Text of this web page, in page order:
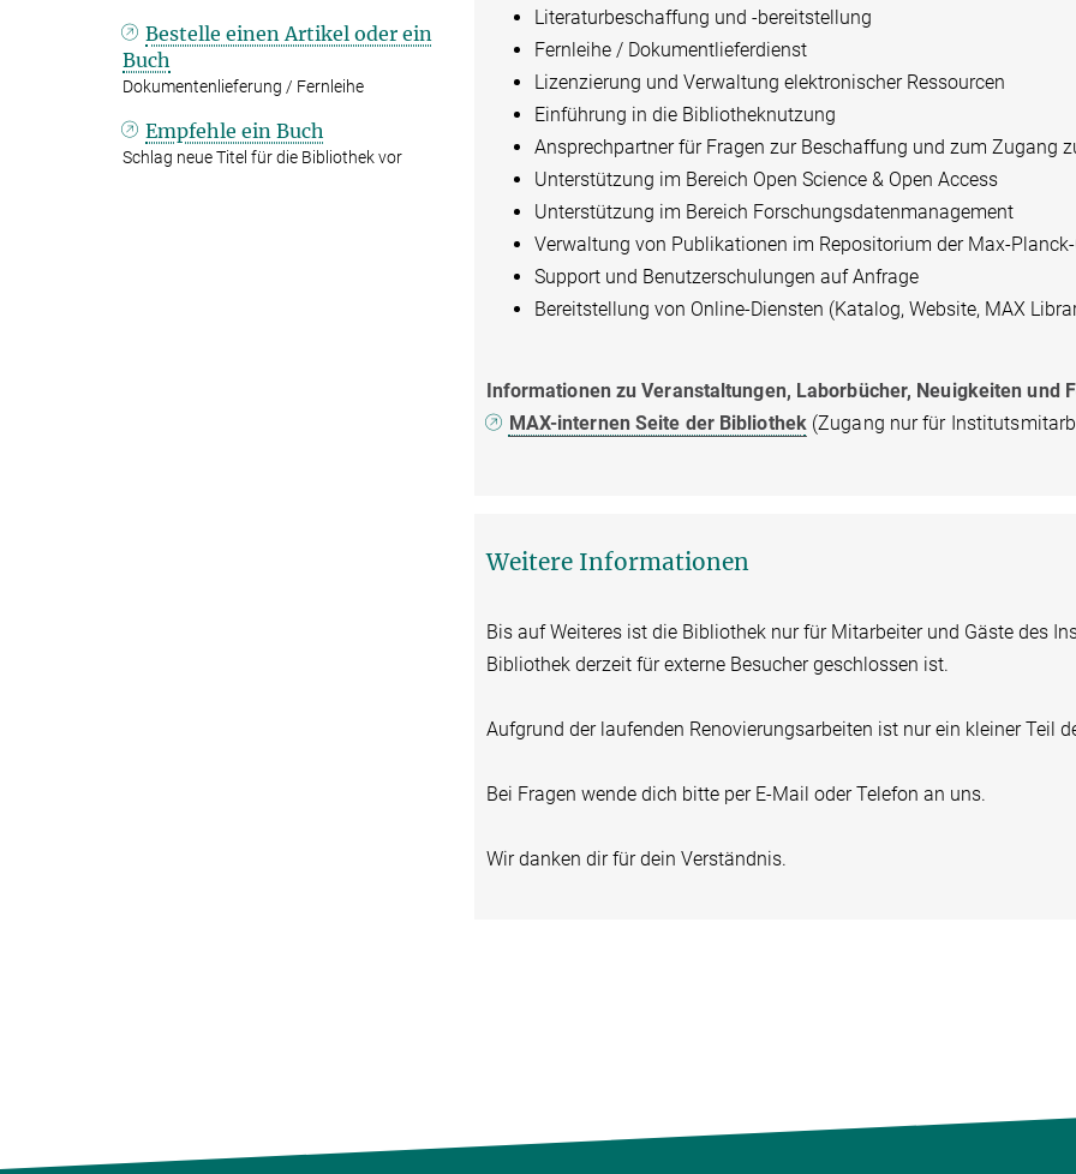
Literaturbeschaffung und -bereitstellung
Fernleihe / Dokumentlieferdienst
Lizenzierung und Verwaltung elektronischer Ressourcen
Einführung in die Bibliotheknutzung
Ansprechpartner für Fragen zur Beschaffung und zum Zugang
Unterstützung im Bereich Open Science & Open Access
Unterstützung im Bereich Forschungsdatenmanagement
Verwaltung von Publikationen im Repositorium der Max-
Support und Benutzerschulungen auf Anfrage
Bereitstellung von Online-Diensten (Katalog, Website, MAX
Informationen zu Veranstaltungen, Laborbücher, Neuigkeiten und
MAX-internen Seite der Bibliothek(Zugang nur für
Weitere Informationen
Bis auf Weiteres ist die Bibliothek nur für Mitarbeiter und Gäste des
Bibliothek derzeit für externe Besucher geschlossen ist.
Aufgrund der laufenden Renovierungsarbeiten ist nur ein kleiner Teil
Bei Fragen wende dich bitte per E-Mail oder Telefon an uns.
Wir danken dir für dein Verständnis.
Bestelle einen Artikel oder ein
Buch
Dokumentenlieferung / Fernleihe
Empfehle ein Buch
Schlag neue Titel für die Bibliothek vor